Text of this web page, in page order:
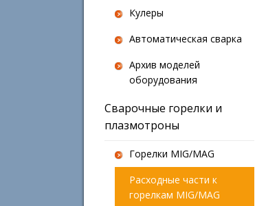
Кулеры
Автоматическая сварка
Архив моделей
оборудования
Сварочные горелки и
плазмотроны
Горелки MIG/MAG
Расходные части к
горелкам MIG/MAG